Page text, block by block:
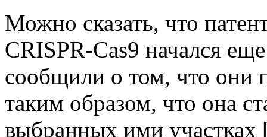
Можно сказать, что
CRISPR-Cas9 начался
сообщили о том, что они
таким образом, что она
выбранных ими участках